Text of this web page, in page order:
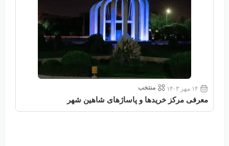
۱۴ مهر ۱۴۰۳ منتخب
معرفی مرکز خریدها و پاساژهای شاهین شهر